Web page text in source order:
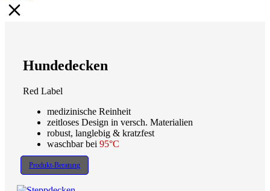
Hundedecken
Red Label
medizinische Reinheit
zeitloses Design in versch. Materialien
robust, langlebig & kratzfest
waschbar bei 95°C
Produkt-Beratung